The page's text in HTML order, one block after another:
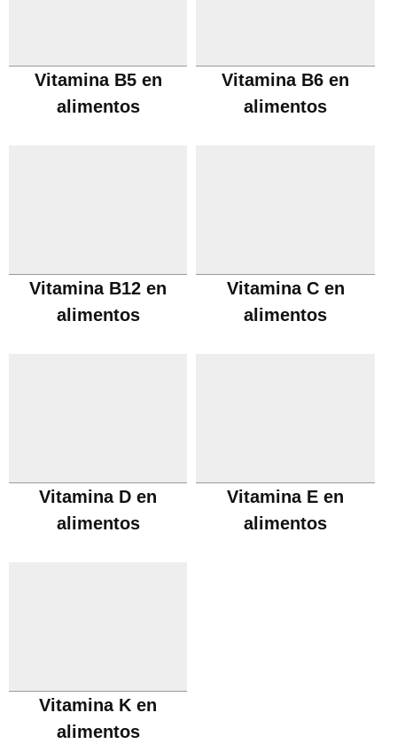
Vitamina B5 en
alimentos
Vitamina B6 en
alimentos
Vitamina B12 en
alimentos
Vitamina C en
alimentos
Vitamina D en
alimentos
Vitamina E en
alimentos
Vitamina K en
alimentos